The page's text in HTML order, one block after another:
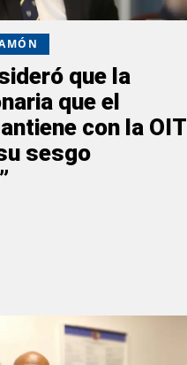
que la
que el
con la OIT
sesgo